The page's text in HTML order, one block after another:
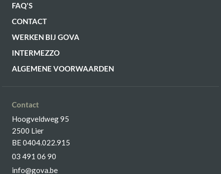
FAQ'S
CONTACT
WERKEN BIJ GOVA
INTERMEZZO
ALGEMENE VOORWAARDEN
Contact
Hoogveldweg 95
2500 Lier
BE 0404.022.915
03 491 06 90
info@gova.be